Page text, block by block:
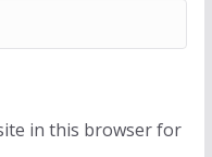
in this browser for